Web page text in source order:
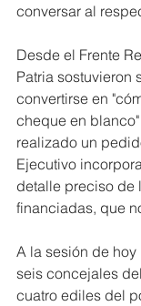
conversar al
Desde el Frente
Patria sostuvieron
convertirse en
cheque en
realizado un
Ejecutivo
detalle preciso de
financiadas, que
A la sesión de
seis concejales
cuatro ediles del